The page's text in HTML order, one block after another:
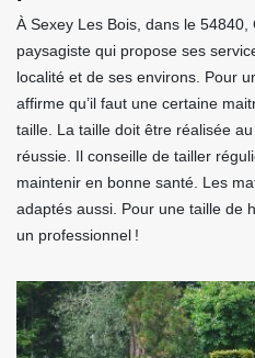
À Sexey Les Bois, dans le 54840,
paysagiste qui propose ses
localité et de ses environs. Pour
affirme qu’il faut une certaine
taille. La taille doit être réalisée
réussie. Il conseille de tailler
maintenir en bonne santé. Les
adaptés aussi. Pour une taille de
un professionnel !